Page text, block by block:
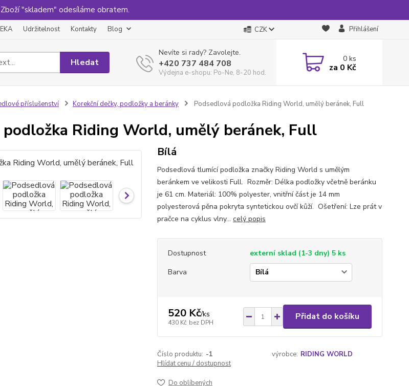
Zboží "skladem" odesíláme obratem.
Udržitelnost Kontakty Blog CZK Přihlášení
Hledat
Nevíte si rady? Zavolejte.
+420 737 484 708
Výdejna e-shopu: Po-Ne, 8-20 hod.
0ks
za 0 Kč
příslušenství Korekční dečky, podložky a beránky Podsedlová podložka Riding World, umělý beránek, Full
podložka Riding World, umělý beránek, Full
Bílá
Podsedlová tlumící podložka značky Riding World s umělým
beránkem ve velikosti Full. Rozměr: Délka podložky včetně beránku
je 61 cm. Materiál: 100% polyester, vnitřní část je 14 mm
polyesterová pěna pokryta syntetickou ovčí kůží. Ošetření: Lze prát v
pračce na cyklus vlny... celý popis
Dostupnost
externí sklad (1-3 dny) 5 ks
Barva
520 Kč/ks
430 Kč bez DPH
Přidat do košíku
Číslo produktu: -1 výrobce: RIDING WORLD
Hlídat cenu / dostupnost
Do oblíbených